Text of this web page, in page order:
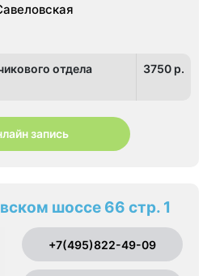
отдела
3750 p.
запись
шоссе 66 стр. 1
+7(495)822-49-09